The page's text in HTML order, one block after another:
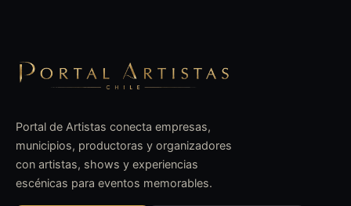
Portal de Artistas conecta empresas,
municipios, productoras y organizadores
con artistas, shows y experiencias
escénicas para eventos memorables.